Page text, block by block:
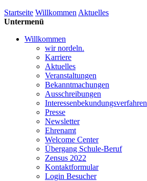
Startseite Willkommen Aktuelles
Untermenü
Willkommen
wir nordeln.
Karriere
Aktuelles
Veranstaltungen
Bekanntmachungen
Ausschreibungen
Interessen­bekundungsverfahren
Presse
Newsletter
Ehrenamt
Welcome Center
Übergang Schule-Beruf
Zensus 2022
Kontaktformular
Login Besucher